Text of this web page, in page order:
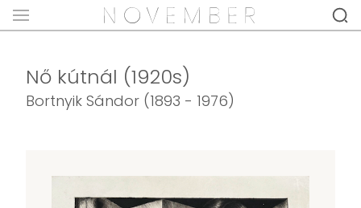
Nő kútnál (1920s)
Bortnyik Sándor (1893 - 1976)